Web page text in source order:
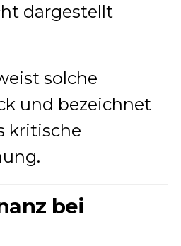
dargestellt
solche
und bezeichnet
kritische
bei